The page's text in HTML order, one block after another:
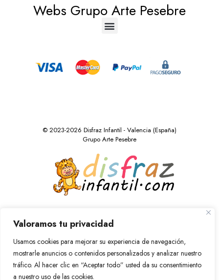
Valoramos tu privacidad
Usamos cookies para mejorar su experiencia de navegación,
mostrarle anuncios o contenidos personalizados y analizar nuestro
tráfico. Al hacer clic en “Aceptar todo” usted da su consentimiento
a nuestro uso de las cookies.
Webs Grupo Arte Pesebre
© 2023-2026 Disfraz Infantil - Valencia (España)
Grupo Arte Pesebre